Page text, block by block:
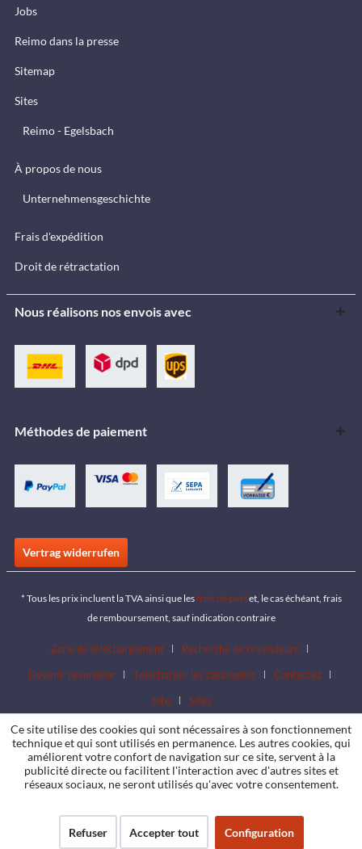
Jobs
Reimo dans la presse
Sitemap
Sites
Reimo - Egelsbach
À propos de nous
Unternehmensgeschichte
Frais d'expédition
Droit de rétractation
Nous réalisons nos envois avec
Méthodes de paiement
Vertrag widerrufen
* Tous les prix incluent la TVA ainsi que lesfrais de portet, le cas échéant, frais
de remboursement, sauf indication contraire
Zone de téléchargement
Recherche de revendeurs
Devenir revendeur
Télécharger les catalogues
Contactez
Jobs
Sites
Ce site utilise des cookies qui sont nécessaires à son fonctionnement
technique et qui sont utilisés en permanence. Les autres cookies, qui
améliorent votre confort de navigation sur ce site, servent à la
publicité directe ou facilitent l'interaction avec d'autres sites et
réseaux sociaux, ne seront utilisés qu'avec votre consentement.
Refuser Accepter tout Configuration